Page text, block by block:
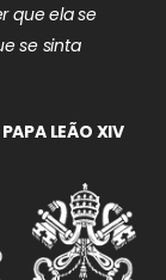
que ela se
se sinta
PAPA LEÃO XIV